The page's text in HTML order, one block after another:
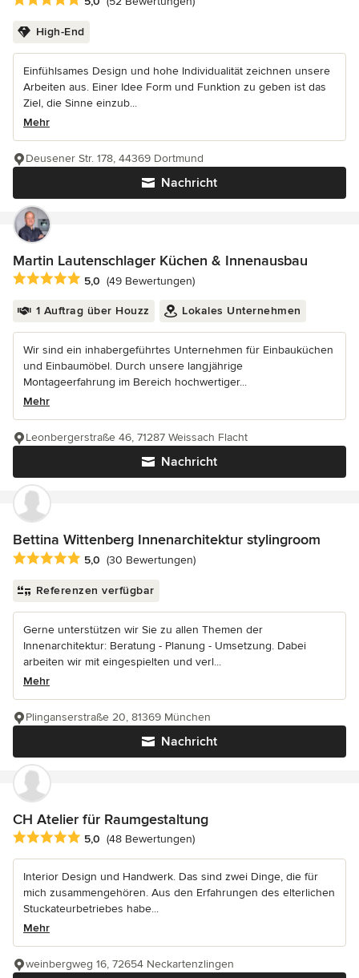
High-End
Einfühlsames Design und hohe Individualität zeichnen unsere
Arbeiten aus. Einer Idee Form und Funktion zu geben ist das
Ziel, die Sinne einzub...
Mehr
Nachricht
Deusener Str. 178, 44369 Dortmund
Martin Lautenschlager Küchen & Innenausbau
Durchschnittliche Bewertung: 5 von 5 Sternen
5,0 (49 Bewertungen)
1 Auftrag über Houzz Lokales Unternehmen
Wir sind ein inhabergeführtes Unternehmen für Einbauküchen
und Einbaumöbel. Durch unsere langjährige
Montageerfahrung im Bereich hochwertiger...
Mehr
Nachricht
Leonbergerstraße 46, 71287 Weissach Flacht
Bettina Wittenberg Innenarchitektur stylingroom
Durchschnittliche Bewertung: 5 von 5 Sternen
5,0 (30 Bewertungen)
Referenzen verfügbar
Gerne unterstützen wir Sie zu allen Themen der
Innenarchitektur: Beratung - Planung - Umsetzung. Dabei
arbeiten wir mit eingespielten und verl...
Mehr
Nachricht
Plinganserstraße 20, 81369 München
CH Atelier für Raumgestaltung
Durchschnittliche Bewertung: 5 von 5 Sternen
5,0 (48 Bewertungen)
Interior Design und Handwerk. Das sind zwei Dinge, die für
mich zusammengehören. Aus den Erfahrungen des elterlichen
Stuckateurbetriebes habe...
Mehr
weinbergweg 16, 72654 Neckartenzlingen